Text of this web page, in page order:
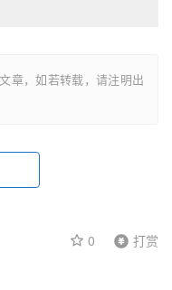
章，如若转载，请注明出
0 打赏